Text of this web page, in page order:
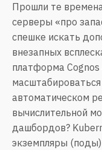
Прошли те
серверы «про
спешке искать
внезапных
платформа
автоматическом
вычислительной
дашбордов?
экземпляры (поды)